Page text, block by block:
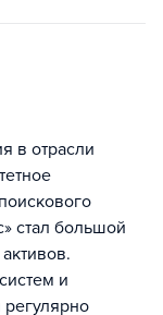
в отрасли
стал большой
и